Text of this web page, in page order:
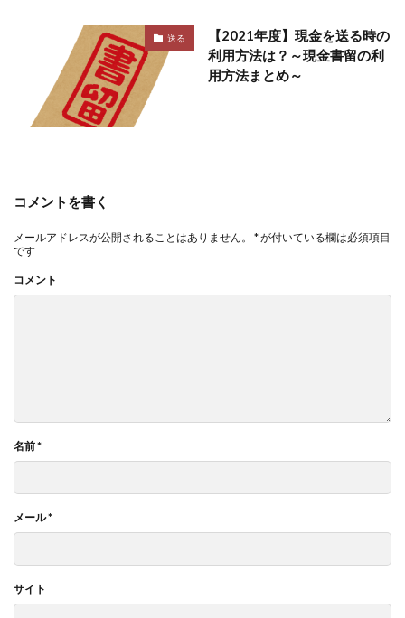
送る
【2021年度】現金を送る時の
利用方法は？～現金書留の利
用方法まとめ～
コメントを書く
メールアドレスが公開されることはありません。 *が付いている欄は必須項目
です
コメント
名前*
メール*
サイト